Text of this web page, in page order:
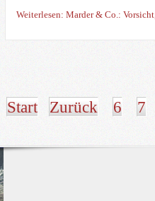
Weiterlesen: Marder & Co.:
Start Zurück 6 7